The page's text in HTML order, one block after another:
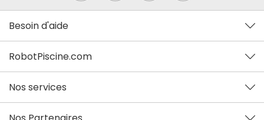
Besoin d'aide
RobotPiscine.com
Nos services